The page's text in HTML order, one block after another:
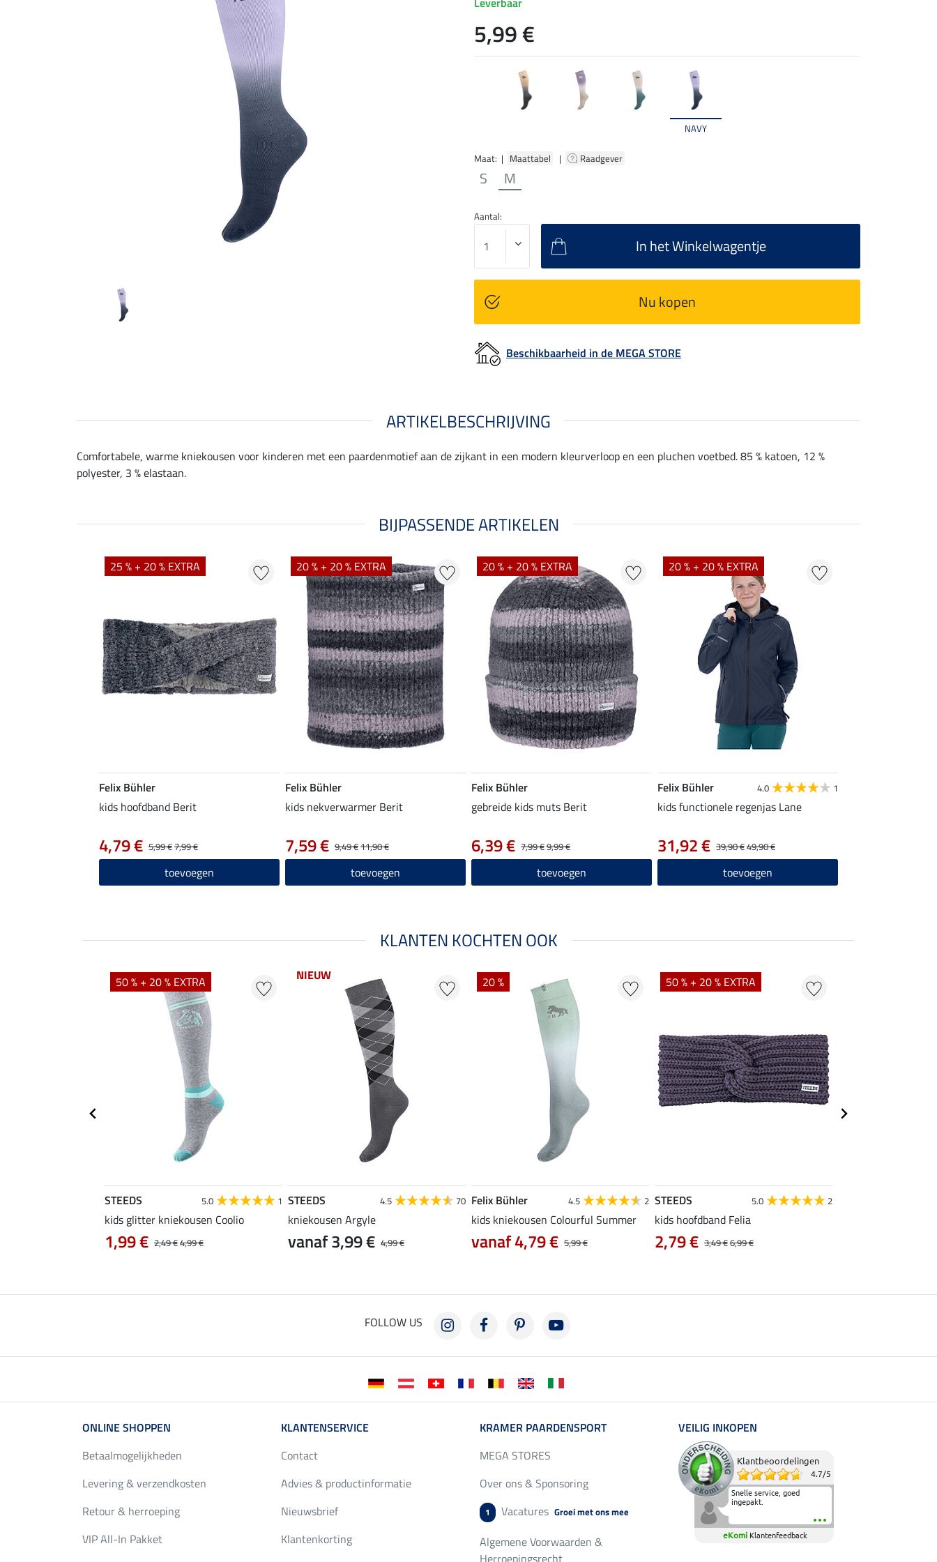
NAVY
Maat: | Maattabel | Raadgever
S M
5,99 €
Aantal:
In het Winkelwagentje
Nu kopen
Beschikbaarheid in de MEGA STORE
ARTIKELBESCHRIJVING
Comfortabele, warme kniekousen voor kinderen met een paardenmotief aan de zijkant in een modern kleurverloop en een pluchen voetbed. 85 % katoen, 12 %
polyester, 3 % elastaan.
BIJPASSENDE ARTIKELEN
25 % + 20 % EXTRA
Felix Bühler
kids hoofdband Berit
5,99 €7,99 €
4,79 €
toevoegen
20 % + 20 % EXTRA
Felix Bühler
kids nekverwarmer Berit
9,49 €11,90 €
7,59 €
toevoegen
20 % + 20 % EXTRA
Felix Bühler
gebreide kids muts Berit
7,99 €9,99 €
6,39 €
toevoegen
20 % + 20 % EXTRA
Felix Bühler 4.0 1
kids functionele regenjas Lane
39,90 €49,90 €
31,92 €
toevoegen
KLANTEN KOCHTEN OOK
50 % + 20 % EXTRA
STEEDS 5.0 1
kids glitter kniekousen Coolio
2,49 €4,99 €
1,99 €
NIEUW
STEEDS 4.5 70
kniekousen Argyle
4,99 €
vanaf 3,99 €
20 %
Felix Bühler 4.5 2
kids kniekousen Colourful Summer
5,99 €
vanaf 4,79 €
50 % + 20 % EXTRA
STEEDS 5.0 2
kids hoofdband Felia
3,49 €6,99 €
2,79 €
FOLLOW US
ONLINE SHOPPEN
Betaalmogelijkheden
Levering & verzendkosten
Retour & herroeping
VIP All-In Pakket
KLANTENSERVICE
Contact
Advies & productinformatie
Nieuwsbrief
Klantenkorting
KRAMER PAARDENSPORT
MEGA STORES
Over ons & Sponsoring
1 Vacatures Groei met ons mee
Algemene Voorwaarden &
Herroepingsrecht
VEILIG INKOPEN
Klantbeoordelingen
4.7/5
Snelle service, goed
ingepakt.
eKomi Klantenfeedback